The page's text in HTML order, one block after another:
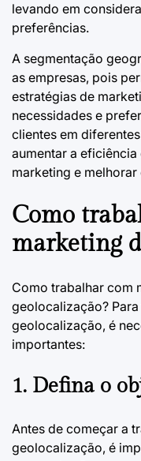
levando em
preferências.
A segmentação
as empresas, pois
estratégias de
necessidades e
clientes em
aumentar a
marketing e
Como
marketing
Como trabalhar com
geolocalização?
geolocalização, é
importantes:
1. Defina o
Antes de começar a
geolocalização, é